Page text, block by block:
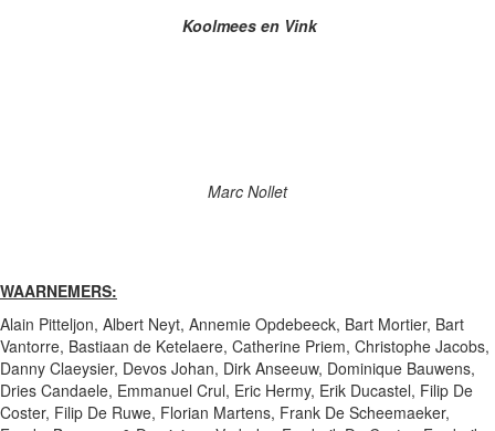
Koolmees en Vink
Marc Nollet
WAARNEMERS:
Alain Pitteljon, Albert Neyt, Annemie Opdebeeck, Bart Mortier, Bart
Vantorre, Bastiaan de Ketelaere, Catherine Priem, Christophe Jacobs,
Danny Claeysier, Devos Johan, Dirk Anseeuw, Dominique Bauwens,
Dries Candaele, Emmanuel Crul, Eric Hermy, Erik Ducastel, Filip De
Coster, Filip De Ruwe, Florian Martens, Frank De Scheemaeker,